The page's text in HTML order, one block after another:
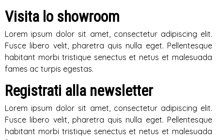
Visita lo showroom
Lorem ipsum dolor sit amet, consectetur adipiscing elit.
Fusce libero velit, pharetra quis nulla eget. Pellentesque
habitant morbi tristique senectus et netus et malesuada
fames ac turpis egestas.
Registrati alla newsletter
Lorem ipsum dolor sit amet, consectetur adipiscing elit.
Fusce libero velit, pharetra quis nulla eget. Pellentesque
habitant morbi tristique senectus et netus et malesuada